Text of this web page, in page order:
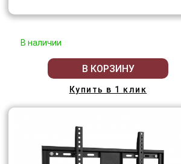
В наличии
В КОРЗИНУ
Купить в 1 клик